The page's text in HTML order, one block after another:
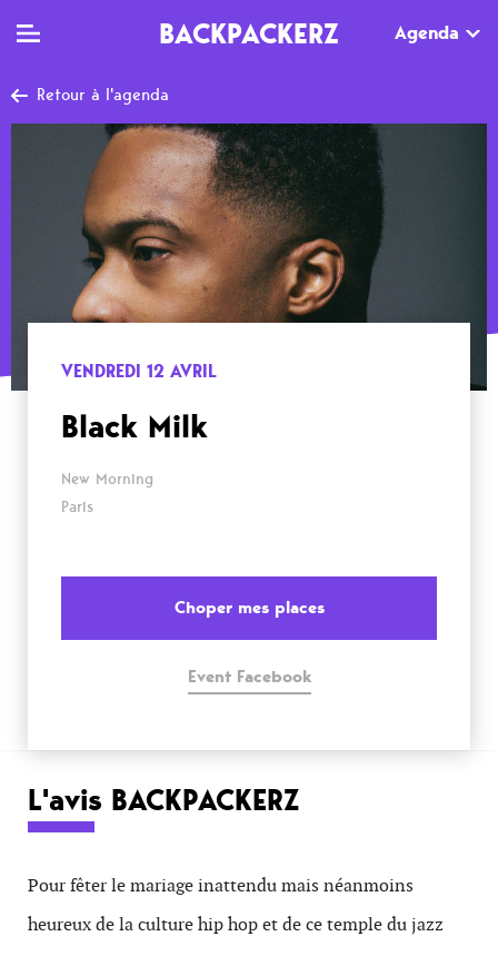
BACKPACKERZ Agenda
Clips
Live
Documentaires
MAG
Dossiers
Tops
Interviews
AGENDA
Retour à l'agenda
VENDREDI 12 AVRIL
Black Milk
New Morning
Paris
Choper mes places
Event Facebook
L'avis BACKPACKERZ
Pour fêter le mariage inattendu mais néanmoins
heureux de la culture hip hop et de ce temple du jazz